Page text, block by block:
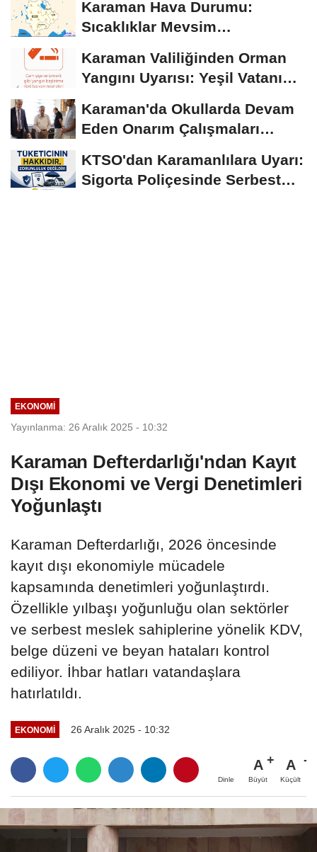
Karaman Hava Durumu:
Sıcaklıklar Mevsim
Seyrediyor
Karaman Valiliğinden Orman
Yangını Uyarısı: Yeşil Vatanı
Karaman'da Okullarda Devam
Eden Onarım Çalışmaları
KTSO'dan Karamanlılara Uyarı:
Sigorta Poliçesinde Serbest
EKONOMI
Yayınlanma: 26 Aralık 2025 - 10:32
Karaman Defterdarlığı'ndan Kayıt
Dışı Ekonomi ve Vergi Denetimleri
Yoğunlaştı
Karaman Defterdarlığı, 2026 öncesinde
kayıt dışı ekonomiyle mücadele
kapsamında denetimleri yoğunlaştırdı.
Özellikle yılbaşı yoğunluğu olan sektörler
ve serbest meslek sahiplerine yönelik KDV,
belge düzeni ve beyan hataları kontrol
ediliyor. İhbar hatları vatandaşlara
hatırlatıldı.
EKONOMI 26 Aralık 2025 - 10:32
Dinle
A
Büyüt
A
Küçült